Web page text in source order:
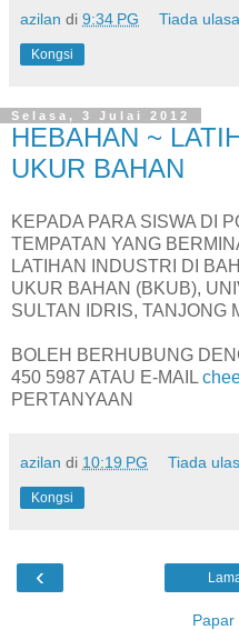
azilan di 9:34 PG Tiada
Kongsi
Selasa, 3 Julai 2012
HEBAHAN ~
UKUR BAHAN
KEPADA PARA SISWA DI
TEMPATAN YANG
LATIHAN INDUSTRI DI
UKUR BAHAN (BKUB),
SULTAN IDRIS, TANJONG
BOLEH BERHUBUNG
450 5987 ATAU E-MAIL
PERTANYAAN
azilan di 10:19 PG Tiada
Kongsi
‹
Papar